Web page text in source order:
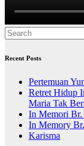
Recent Posts
Pertemuan
Retret Hidup
Maria Tak
In Memori Br.
In Memory
Karisma